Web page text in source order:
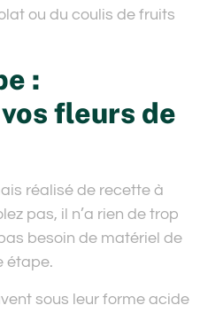
ou du coulis de fruits
:
fleurs de
réalisé de recette à
pas, il n’a rien de trop
besoin de matériel de
étape.
sous leur forme acide